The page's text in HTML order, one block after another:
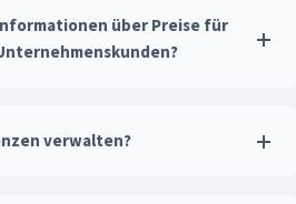
über Preise für
verwalten?